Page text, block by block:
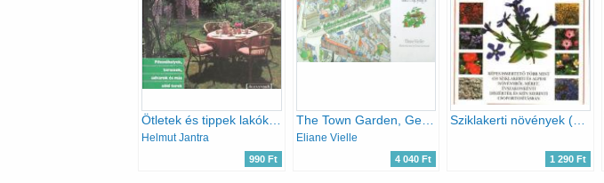
Helmut Jantra
990 Ft
The Town Garden, Getting to know it improving it and enjoying it
Eliane Vielle
4 040 Ft 1 290 Ft